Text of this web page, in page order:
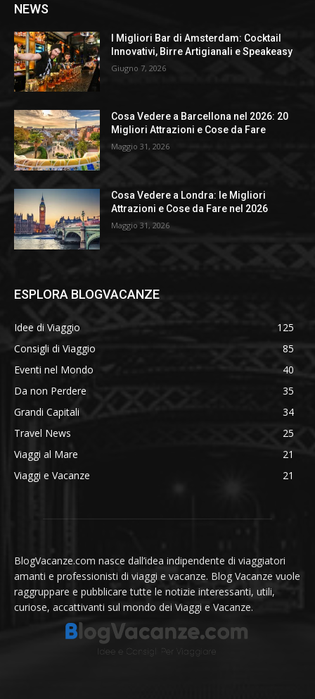
NEWS
I Migliori Bar di Amsterdam: Cocktail
Innovativi, Birre Artigianali e Speakeasy
Giugno 7, 2026
Cosa Vedere a Barcellona nel 2026: 20
Migliori Attrazioni e Cose da Fare
Maggio 31, 2026
Cosa Vedere a Londra: le Migliori
Attrazioni e Cose da Fare nel 2026
Maggio 31, 2026
ESPLORA BLOGVACANZE
Idee di Viaggio
125
Consigli di Viaggio
85
Eventi nel Mondo
40
Da non Perdere
35
Grandi Capitali
34
Travel News
25
Viaggi al Mare
21
Viaggi e Vacanze
21
BlogVacanze.com nasce dall’idea indipendente di viaggiatori
amanti e professionisti di viaggi e vacanze. Blog Vacanze vuole
raggruppare e pubblicare tutte le notizie interessanti, utili,
curiose, accattivanti sul mondo dei Viaggi e Vacanze.